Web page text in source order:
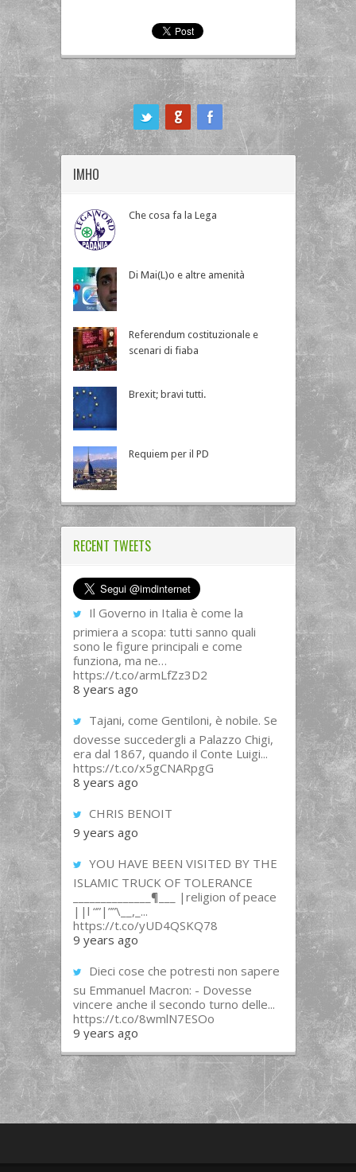
IMHO
Che cosa fa la Lega
Di Mai(L)o e altre amenità
Referendum costituzionale e
scenari di fiaba
Brexit; bravi tutti.
Requiem per il PD
RECENT TWEETS
Il Governo in Italia è come la
primiera a scopa: tutti sanno quali
sono le figure principali e come
funziona, ma ne…
https://t.co/armLfZz3D2
8 years ago
Tajani, come Gentiloni, è nobile. Se
dovesse succedergli a Palazzo Chigi,
era dal 1867, quando il Conte Luigi...
https://t.co/x5gCNARpgG
8 years ago
CHRIS BENOIT
9 years ago
YOU HAVE BEEN VISITED BY THE
ISLAMIC TRUCK OF TOLERANCE
______________¶___ |religion of peace
||l “”|””\__,_...
https://t.co/yUD4QSKQ78
9 years ago
Dieci cose che potresti non sapere
su Emmanuel Macron: - Dovesse
vincere anche il secondo turno delle...
https://t.co/8wmlN7ESOo
9 years ago